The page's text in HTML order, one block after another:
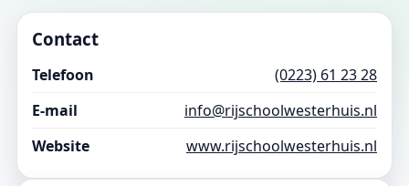
Contact
Telefoon
(0223) 61 23 28
E-mail
info@rijschoolwesterhuis.nl
Website
www.rijschoolwesterhuis.nl